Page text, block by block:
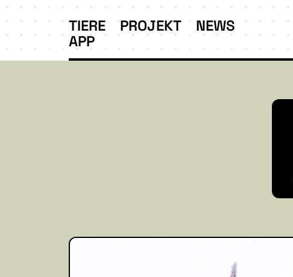
TIERE PROJEKT
NEWS
APP